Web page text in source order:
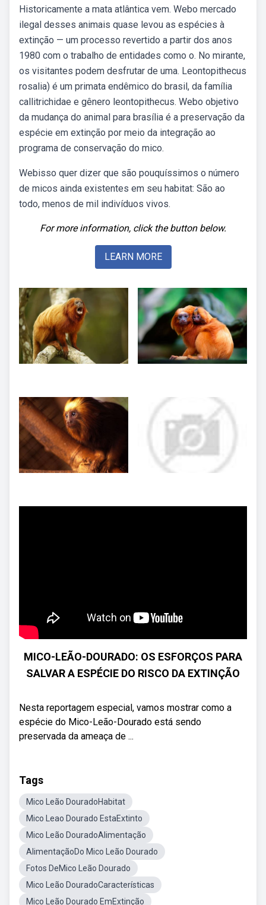
Historicamente a mata atlântica vem. Webo mercado
ilegal desses animais quase levou as espécies à
extinção — um processo revertido a partir dos anos
1980 com o trabalho de entidades como o. No mirante,
os visitantes podem desfrutar de uma. Leontopithecus
rosalia) é um primata endêmico do brasil, da família
callitrichidae e gênero leontopithecus. Webo objetivo
da mudança do animal para brasília é a preservação da
espécie em extinção por meio da integração ao
programa de conservação do mico.
Webisso quer dizer que são pouquíssimos o número
de micos ainda existentes em seu habitat: São ao
todo, menos de mil indivíduos vivos.
For more information, click the button below.
LEARN MORE
MICO-LEÃO-DOURADO: OS ESFORÇOS PARA
SALVAR A ESPÉCIE DO RISCO DA EXTINÇÃO
Nesta reportagem especial, vamos mostrar como a
espécie do Mico-Leão-Dourado está sendo
preservada da ameaça de ...
Tags
Mico Leão DouradoHabitat
Mico Leao Dourado EstaExtinto
Mico Leão DouradoAlimentação
AlimentaçãoDo Mico Leão Dourado
Fotos DeMico Leão Dourado
Mico Leão DouradoCaracterísticas
Mico Leão Dourado EmExtinção